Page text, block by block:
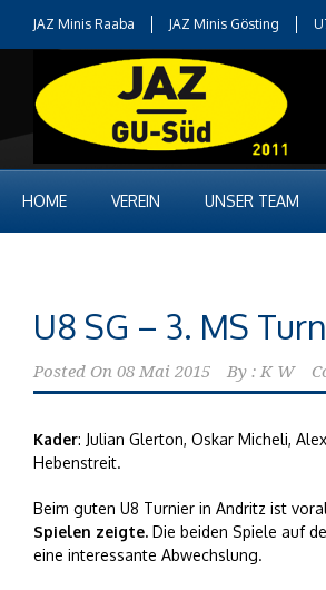
JAZ Minis Raaba JAZ Minis Gösting
HOME VEREIN UNSER TEAM
U8 SG – 3. MS
Posted On 08 Mai 2015 By : K W
Kader: Julian Glerton, Oskar Micheli,
Hebenstreit.
Beim guten U8 Turnier in Andritz ist
Spielen zeigte. Die beiden Spiele auf
eine interessante Abwechslung.